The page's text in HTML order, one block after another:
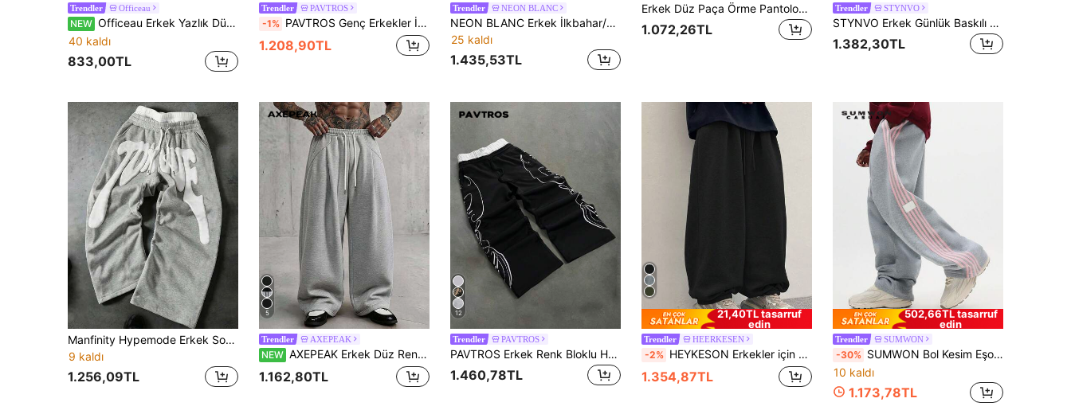
Trendler Officeau
NEW Officeau Erkek Yazlık Düz Renk Günlük Spor Şortu
40 kaldı
833,00TL
Trendler PAVTROS
-1% PAVTROS Genç Erkekler İçin Sokak Stili, Çok Fonksiyonlu Ürün: Bol Kesim, Yan Şerit Detaylı, Elastik Bel Detaylı Erkek Eşofman Altı; Sokak Stili, Günlük Rahat Giyim, Hafta Sonu Gezileri, Müzik Festivalleri, Sosyal Toplantılar ve Diğer Genç Sosyal Etkinlikler İçin Uygundur. Bu Pantolon, Erkek Gardırobunda Vazgeçilmez Çok Yönlü Bir Parçadır ve Erkek Arkadaş veya Eş İçin Harika Bir Hediye Seçeneğidir. Geniş Paça
1.208,90TL
Trendler NEON BLANC
NEON BLANC Erkek İlkbahar/Sonbahar Günlük Bol Kesim Standart Beden Eşofman Altı, Düz Gri, Lastikli Bel
25 kaldı
1.435,53TL
Erkek Düz Paça Örme Pantolon, Moda Sokak Çok Yönlü Günlük Jogger Pantolon, İlkbahar, Sonbahar ve Yaz İçin Hafif
1.072,26TL
Trendler STYNVO
STYNVO Erkek Günlük Baskılı Eşofman Altı
1.382,30TL
Manfinity Hypemode Erkek Sokak Stili Köpük Baskılı Geniş Paçalı Eşofman Altı
9 kaldı
1.256,09TL
5
Trendler AXEPEAK
NEW AXEPEAK Erkek Düz Renk Büzgülü Bel Geniş Paça Bol Günlük Eşofman Altı
1.162,80TL
12
Trendler PAVTROS
PAVTROS Erkek Renk Bloklu Harf Grafikli Günlük Çok Amaçlı Rahat Eşofman Altı
1.460,78TL
21,40TL tasarruf
edin
Trendler HEERKESEN
-2% HEYKESON Erkekler için Büzgülü Belden Kesimli Bol Kesim Günlük Harem Pantolon, Sokak Stili
1.354,87TL
502,66TL tasarruf
edin
Trendler SUMWON
-30% SUMWON Bol Kesim Eşofman Altı, Kontrast Yan Şerit Detaylı, Büzgülü Bel, Rahat Jogger Pantolon, Ev Giyimi, Sokak Giyimi, Kış Konforu, Düz Renk
10 kaldı
1.173,78TL